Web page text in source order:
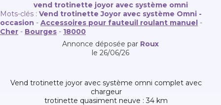
vend trotinette joyor avec système omni
Mots-clés : Vend trotinette Joyor avec système Omni -
occasion - Accessoires pour fauteuil roulant manuel -
Cher - Bourges - 18000
Annonce déposée par Roux
le 26/06/26
vend trotinette joyor avec système omni complet avec
chargeur
trotinette quasiment neuve : 34 km